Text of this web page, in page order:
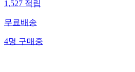
1,527적립
무료배송
4명구매중